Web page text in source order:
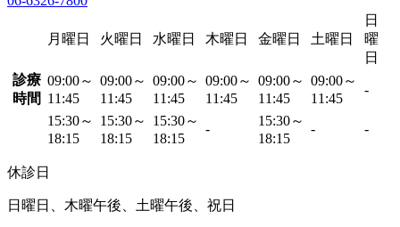
月曜日 火曜日 水曜日 木曜日 金曜日 土曜日
日
曜
日
診療
時間
09:00～
11:45
09:00～
11:45
09:00～
11:45
09:00～
11:45
09:00～
11:45
09:00～
11:45
-
15:30～
18:15
15:30～
18:15
15:30～
18:15
-
15:30～
18:15
- -
休診日
日曜日、木曜午後、土曜午後、祝日